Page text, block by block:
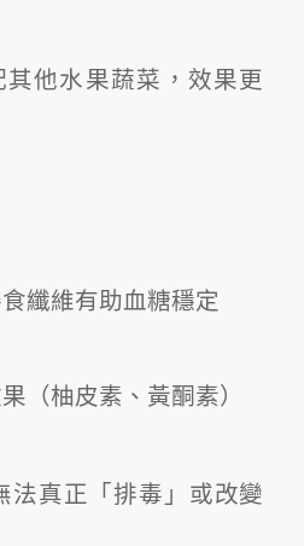
其他水果蔬菜，效果更
纖維有助血糖穩定
（柚皮素、黃酮素）
真正「排毒」或改變